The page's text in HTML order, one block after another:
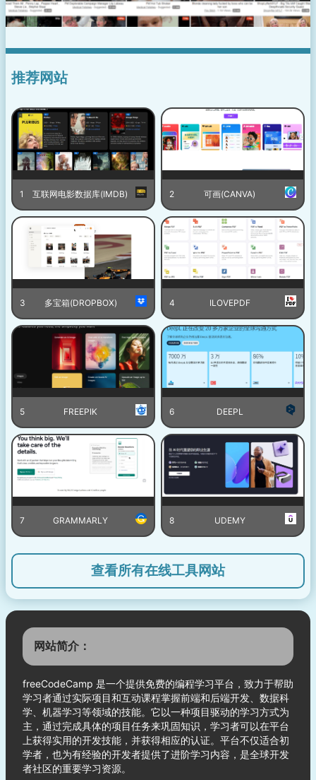
推荐网站
1 互联网电影数据库(IMDB) 2 可画(CANVA)
3 多宝箱(DROPBOX) 4 ILOVEPDF
5 FREEPIK 6 DEEPL
7 GRAMMARLY 8 UDEMY
查看所有在线工具网站
网站简介：
freeCodeCamp 是一个提供免费的编程学习平台，致力于帮助
学习者通过实际项目和互动课程掌握前端和后端开发、数据科
学、机器学习等领域的技能。它以一种项目驱动的学习方式为
主，通过完成具体的项目任务来巩固知识，学习者可以在平台
上获得实用的开发技能，并获得相应的认证。平台不仅适合初
学者，也为有经验的开发者提供了进阶学习内容，是全球开发
者社区的重要学习资源。